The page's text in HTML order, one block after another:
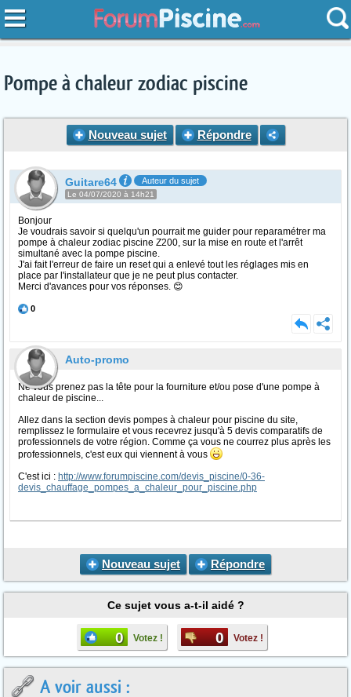
Pompe à chaleur zodiac piscine
Nouveau sujet Répondre
Guitare64 Auteur du sujet
Le 04/07/2020 à 14h21
Bonjour
Je voudrais savoir si quelqu'un pourrait me guider pour reparamétrer ma
pompe à chaleur zodiac piscine Z200, sur la mise en route et l'arrêt
simultané avec la pompe piscine.
J'ai fait l'erreur de faire un reset qui a enlevé tout les réglages mis en
place par l'installateur que je ne peut plus contacter.
Merci d'avances pour vos réponses. 😊
0
Auto-promo
Ne vous prenez pas la tête pour la fourniture et/ou pose d'une pompe à
chaleur de piscine...
Allez dans la section devis pompes à chaleur pour piscine du site,
remplissez le formulaire et vous recevrez jusqu'à 5 devis comparatifs de
professionnels de votre région. Comme ça vous ne courrez plus après les
professionnels, c'est eux qui viennent à vous
C'est ici : http://www.forumpiscine.com/devis_piscine/0-36-
devis_chauffage_pompes_a_chaleur_pour_piscine.php
Nouveau sujet Répondre
Ce sujet vous a-t-il aidé ?
0 Votez ! 0 Votez !
A voir aussi :